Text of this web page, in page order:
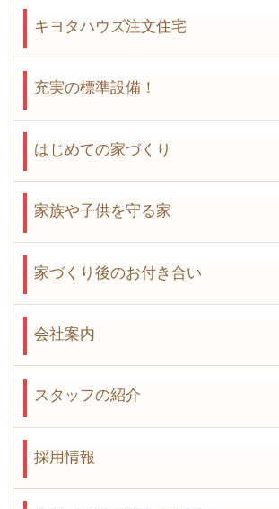
キヨタハウズ注文住宅
充実の標準設備！
はじめての家づくり
家族や子供を守る家
家づくり後のお付き合い
会社案内
スタッフの紹介
採用情報